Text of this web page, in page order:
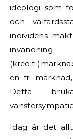
ideologi som
och
individens
(kredit-
en fri
Detta
Idag är det